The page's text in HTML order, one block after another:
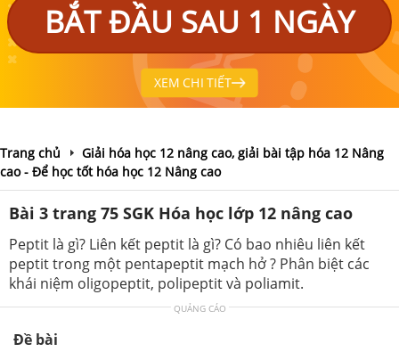
BẮT ĐẦU SAU 1 NGÀY
XEM CHI TIẾT
Trang chủ
Giải hóa học 12 nâng cao, giải bài tập hóa 12 Nâng
cao - Để học tốt hóa học 12 Nâng cao
Bài 3 trang 75 SGK Hóa học lớp 12 nâng cao
Peptit là gì? Liên kết peptit là gì? Có bao nhiêu liên kết
peptit trong một pentapeptit mạch hở ? Phân biệt các
khái niệm oligopeptit, polipeptit và poliamit.
QUẢNG CÁO
Đề bài